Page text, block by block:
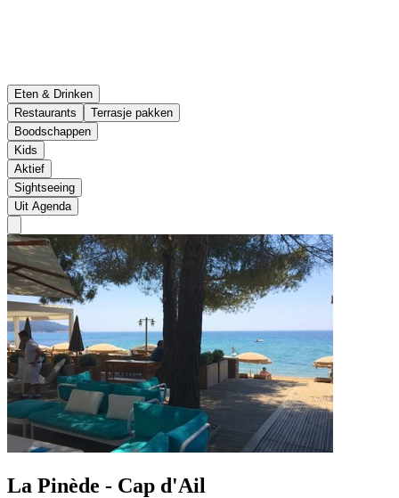
Eten & Drinken
Restaurants
Terrasje pakken
Boodschappen
Kids
Aktief
Sightseeing
Uit Agenda
La Pinède - Cap d'Ail